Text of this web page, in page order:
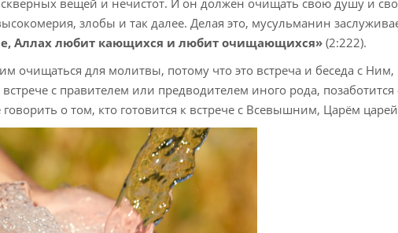
Хадж
Смерть
вещей и нечистот. И он должен очищать свою душу и
злобы и так далее. Делая это, мусульманин
Аллах любит кающихся и любит очищающихся» (2:222).
очищаться для молитвы, потому что это встреча и беседа с
встрече с правителем или предводителем иного рода,
о том, кто готовится к встрече с Всевышним, Царём